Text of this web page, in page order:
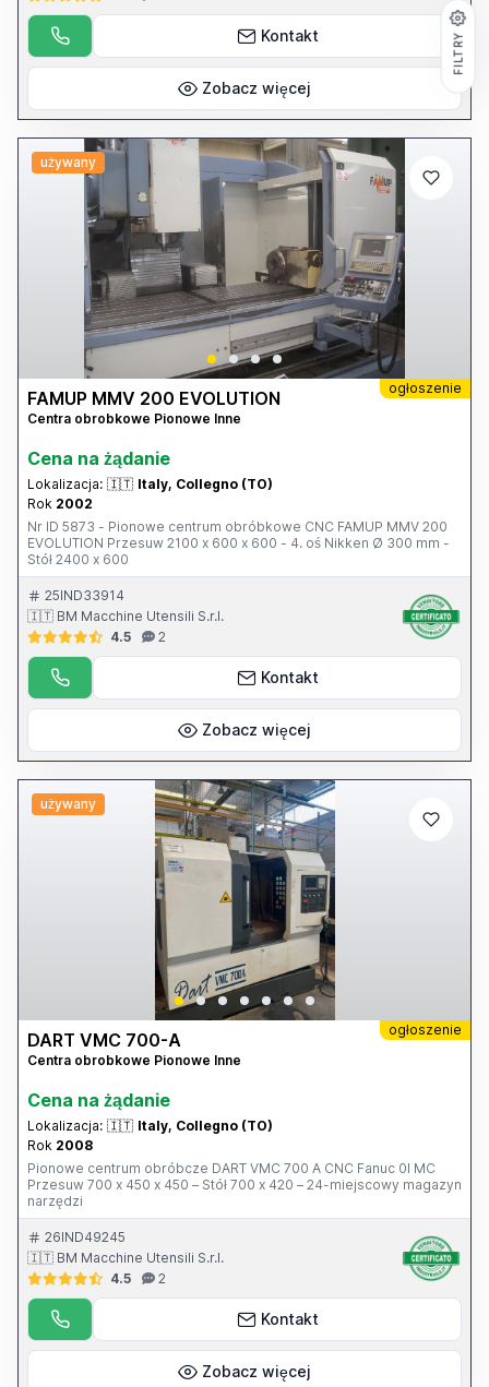
Kontakt
Zobacz więcej
używany
ogłoszenie
FAMUP MMV 200 EVOLUTION
Centra obrobkowe Pionowe Inne
Cena na żądanie
Lokalizacja: 🇮🇹 Italy, Collegno (TO)
Rok 2002
Nr ID 5873 - Pionowe centrum obróbkowe CNC FAMUP MMV 200
EVOLUTION Przesuw 2100 x 600 x 600 - 4. oś Nikken Ø 300 mm -
Stół 2400 x 600
25IND33914
🇮🇹 BM Macchine Utensili S.r.l.
4.5
2
Kontakt
Zobacz więcej
używany
ogłoszenie
DART VMC 700-A
Centra obrobkowe Pionowe Inne
Cena na żądanie
Lokalizacja: 🇮🇹 Italy, Collegno (TO)
Rok 2008
Pionowe centrum obróbcze DART VMC 700 A CNC Fanuc 0I MC
Przesuw 700 x 450 x 450 – Stół 700 x 420 – 24-miejscowy magazyn
narzędzi
26IND49245
🇮🇹 BM Macchine Utensili S.r.l.
4.5
2
Kontakt
Zobacz więcej
FILTRY